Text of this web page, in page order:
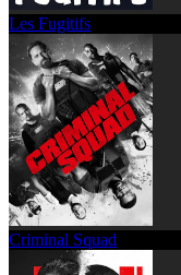
Les Fugitifs
Criminal Squad